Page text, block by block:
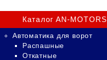
Каталог AN-MOTORS
Автоматика для ворот
Распашные
Откатные